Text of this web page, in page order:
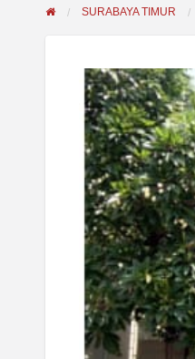
SURABAYA TIMUR